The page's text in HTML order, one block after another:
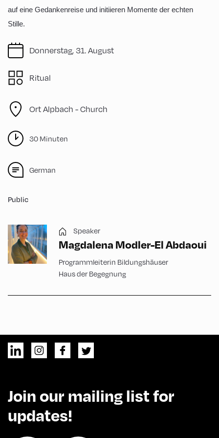
Donnerstag, 31. August
Ritual
Ort Alpbach -Church
30 Minuten
German
Public
auf eine Gedankenreise und initiieren Momente der echten
Stille.
Speaker
Magdalena Modler-El Abdaoui
Programmleiterin Bildungshäuser
Haus der Begegnung
Join our mailing list for
updates!